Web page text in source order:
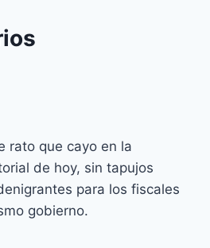
rato que cayo en la
de hoy, sin tapujos
para los fiscales
gobierno.